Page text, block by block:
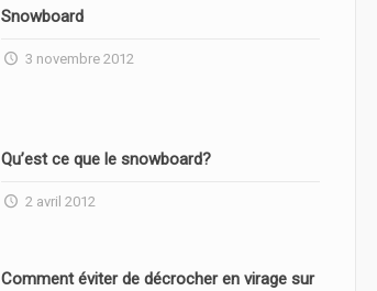
Snowboard
3 novembre 2012
Qu’est ce que le snowboard?
2 avril 2012
Comment éviter de décrocher en virage sur